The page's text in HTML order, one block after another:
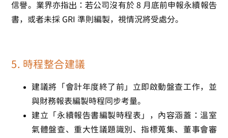
信譽。業界亦指出：若公司沒有於 8 月底前申報永續報告
書，或者未採 GRI 準則編製，視情況將受處分。
5. 時程整合建議
建議將「會計年度終了前」立即啟動盤查工作，並
與財務報表編製時程同步考量。
建立「永續報告書編製時程表」，內容涵蓋：溫室
氣體盤查、重大性議題識別、指標蒐集、董事會審